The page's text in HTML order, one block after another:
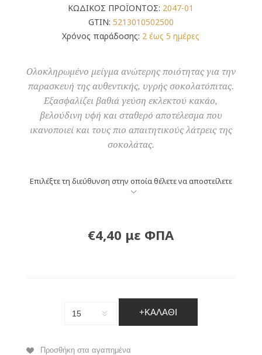
ΚΩΔΙΚΟΣ ΠΡΟΪΟΝΤΟΣ: 2047-01
GTIN: 5213010502500
Χρόνος παράδοσης: 2 έως 5 ημέρες
Ολοκληρωμένο μείγμα ανώτερης ποιότητας για την
παρασκευή της αυθεντικής, υγρής σοκολατόπιτας.
Εξασφαλίζει βαθιά γεύση εκλεκτού κακάο,
βελούδινη υφή και σταθερό αποτέλεσμα που
ικανοποιεί και τους πιο απαιτητικούς λάτρεις της
σοκολάτας.
Επιλέξτε τη διεύθυνση στην οποία θέλετε να αποστείλετε
€4,40 με ΦΠΑ
+ΚΑΛΆΘΙ
Προσθήκη στα αγαπημένα